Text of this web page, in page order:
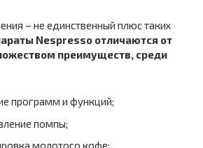
– не единственный плюс таких
Nespresso отличаются от
преимуществ, среди
программ и функций;
помпы;
молотого кофе;